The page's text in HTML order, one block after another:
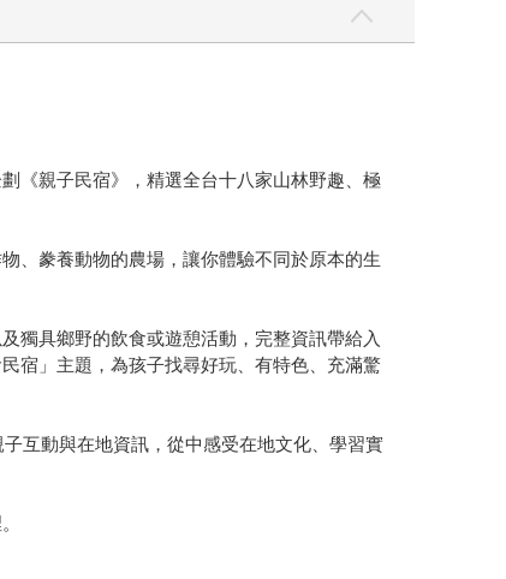
《親子民宿》，精選全台十八家山林野趣、極
、豢養動物的農場，讓你體驗不同於原本的生
獨具鄉野的飲食或遊憩活動，完整資訊帶給入
宿」主題，為孩子找尋好玩、有特色、充滿驚
互動與在地資訊，從中感受在地文化、學習實